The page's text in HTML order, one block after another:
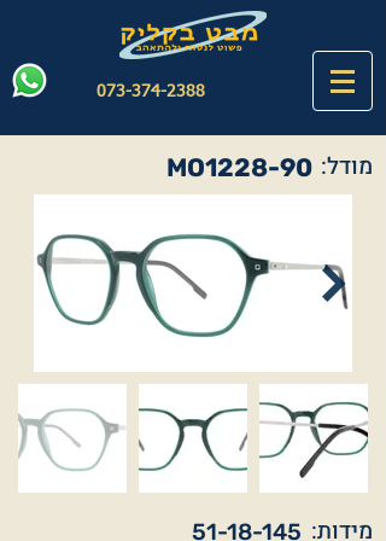
073-374-2388
MO1228-90 מודל:
51-18-145 מידות: